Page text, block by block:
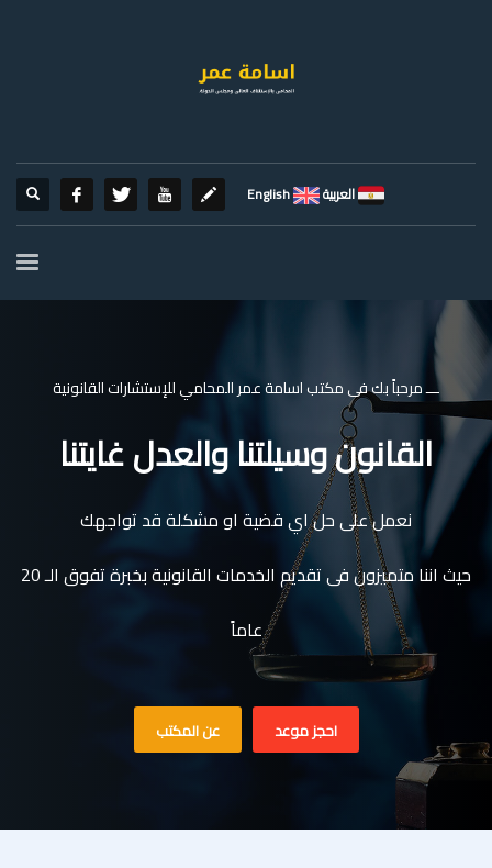
العربية English
ـــ مرحباً بك فى مكتب اسامة عمر المحامي للإستشارات القانونية
القانون وسيلتنا والعدل غايتنا
نعمل على حل اي قضية او مشكلة قد تواجهك
حيث اننا متميزون فى تقديم الخدمات القانونية بخبرة تفوق الـ 20
عاماً
احجز موعد عن المكتب